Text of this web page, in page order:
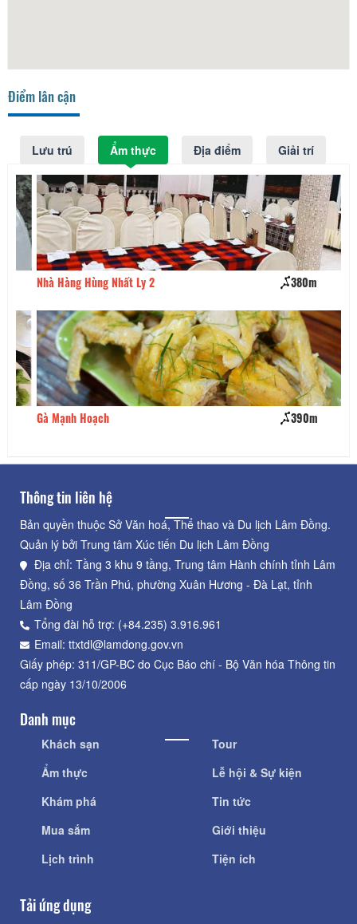
Điểm lân cận
Lưu trú Ẩm thực Địa điểm Giải trí
Nhà Hàng Hùng Nhất Ly 2 380m
Gà Mạnh Hoạch 390m
Thông tin liên hệ
Bản quyền thuộc Sở Văn hoá, Thể thao và Du lịch Lâm Đồng.
Quản lý bởi Trung tâm Xúc tiến Du lịch Lâm Đồng
Địa chỉ: Tầng 3 khu 9 tầng, Trung tâm Hành chính tỉnh Lâm
Đồng, số 36 Trần Phú, phường Xuân Hương - Đà Lạt, tỉnh
Lâm Đồng
Tổng đài hỗ trợ: (+84.235) 3.916.961
Email: ttxtdl@lamdong.gov.vn
Giấy phép: 311/GP-BC do Cục Báo chí - Bộ Văn hóa Thông tin
cấp ngày 13/10/2006
Danh mục
Khách sạn
Ẩm thực
Khám phá
Mua sắm
Lịch trình
Tour
Lễ hội & Sự kiện
Tin tức
Giới thiệu
Tiện ích
Tải ứng dụng